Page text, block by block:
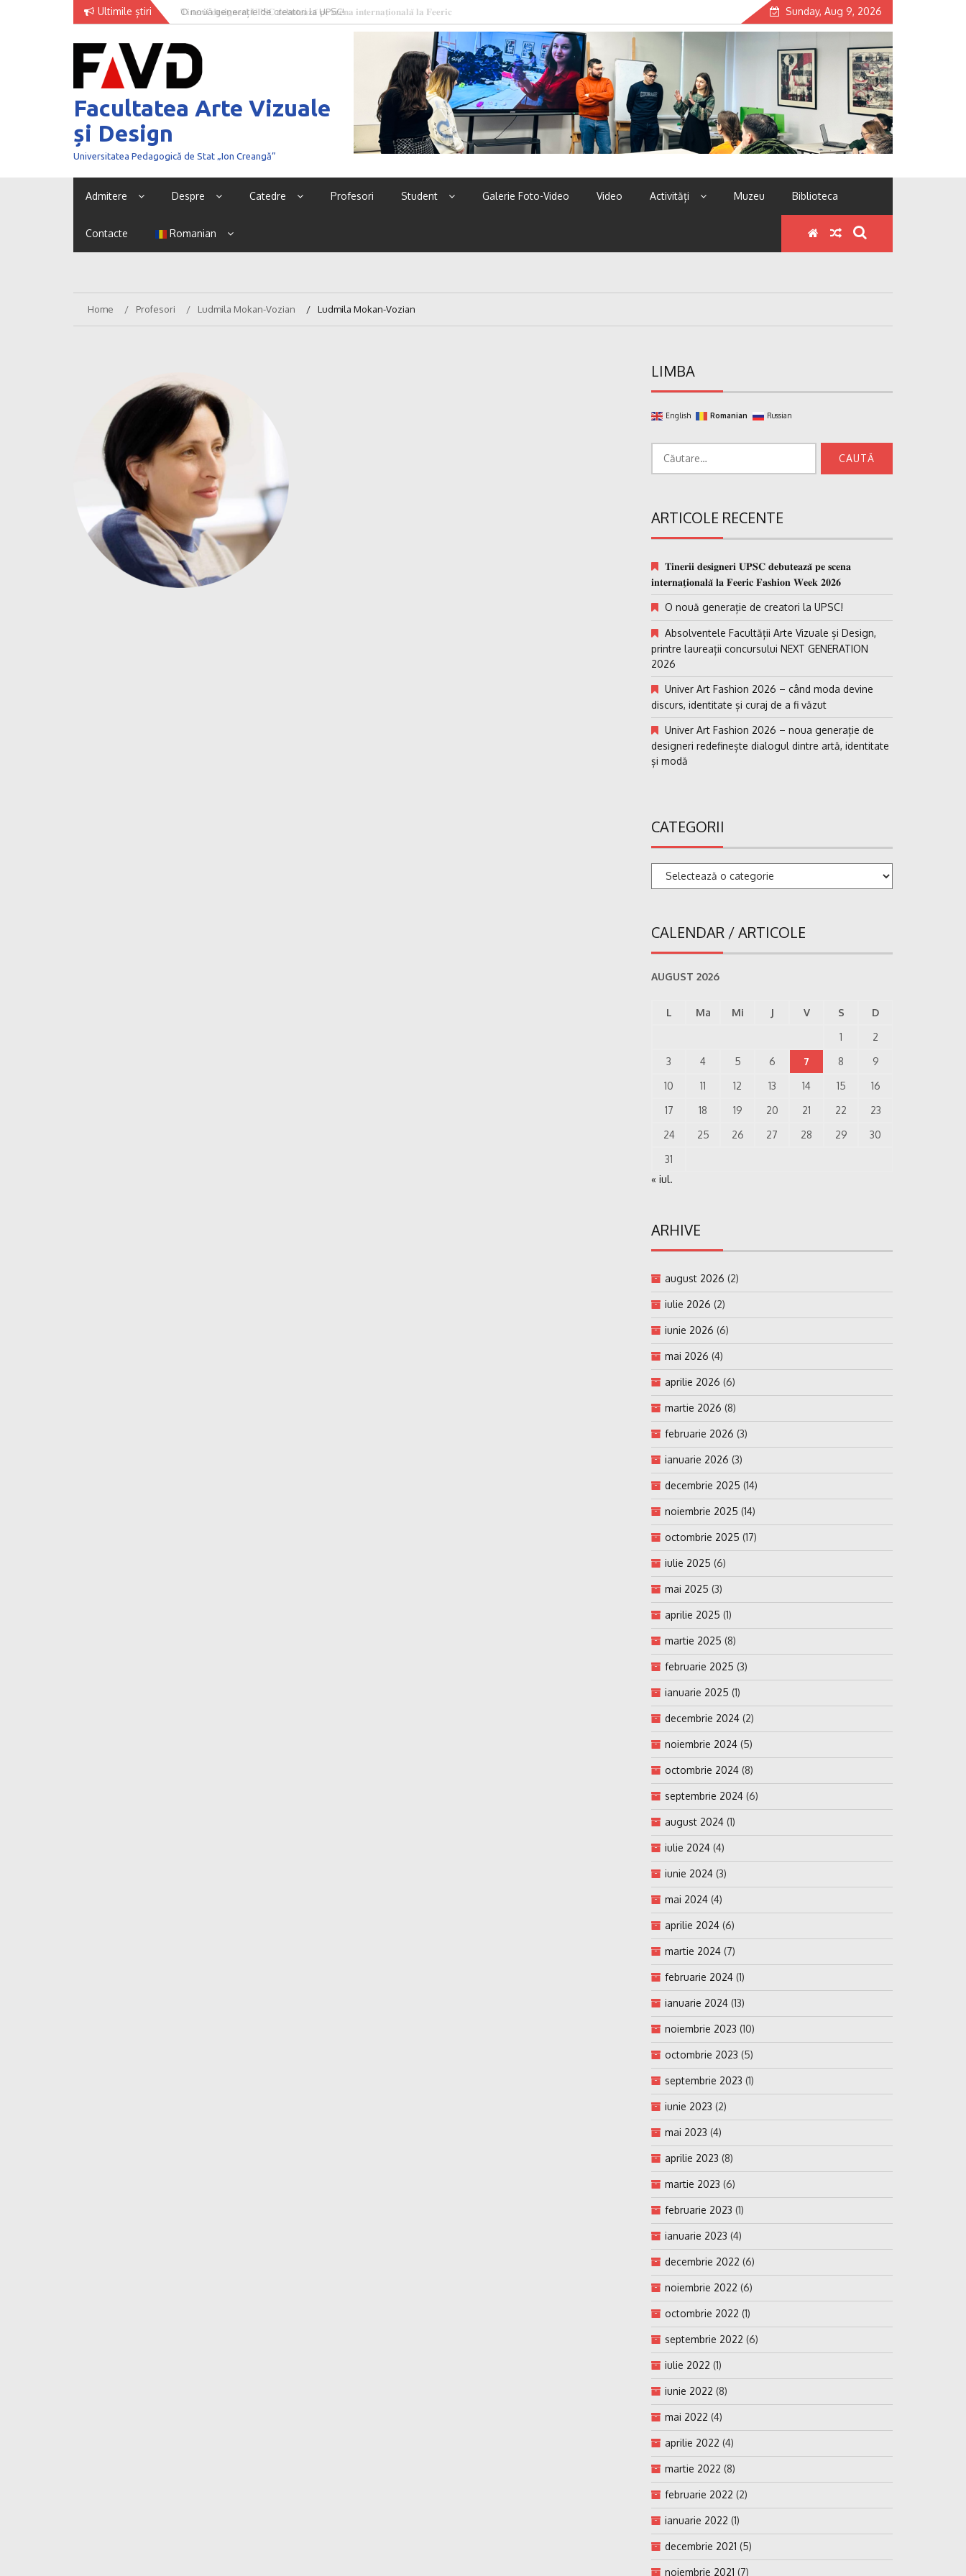
Ultimile știri O nouă generație de creatori la UPSC! Sunday, Aug 9, 2026
Facultatea Arte Vizuale
și Design
Universitatea Pedagogică de Stat „Ion Creangă”
Admitere Despre Catedre Profesori Student Galerie Foto-Video Video Activități Muzeu Biblioteca
Contacte Romanian
Home Profesori Ludmila Mokan-Vozian Ludmila Mokan-Vozian
LIMBA
English Romanian Russian
după:
ARTICOLE RECENTE
𝐓𝐢𝐧𝐞𝐫𝐢𝐢 𝐝𝐞𝐬𝐢𝐠𝐧𝐞𝐫𝐢 𝐔𝐏𝐒𝐂 𝐝𝐞𝐛𝐮𝐭𝐞𝐚𝐳𝐚̆ 𝐩𝐞 𝐬𝐜𝐞𝐧𝐚
𝐢𝐧𝐭𝐞𝐫𝐧𝐚𝐭̗𝐢𝐨𝐧𝐚𝐥𝐚̆ 𝐥𝐚 𝐅𝐞𝐞𝐫𝐢𝐜 𝐅𝐚𝐬𝐡𝐢𝐨𝐧 𝐖𝐞𝐞𝐤 𝟐𝟎𝟐𝟔
O nouă generație de creatori la UPSC!
Absolventele Facultății Arte Vizuale și Design,
printre laureații concursului NEXT GENERATION
2026
Univer Art Fashion 2026 – când moda devine
discurs, identitate și curaj de a fi văzut
Univer Art Fashion 2026 – noua generație de
designeri redefinește dialogul dintre artă, identitate
și modă
CATEGORII
Categorii
CALENDAR / ARTICOLE
AUGUST 2026
L Ma Mi J V S
D
1
2
3
4 5 6 7 8
9
10
11 12 13 14 15
16
17
18 19 20 21 22
23
24
25 26 27 28 29
30
31
« iul.
ARHIVE
august 2026 (2)
iulie 2026 (2)
iunie 2026 (6)
mai 2026 (4)
aprilie 2026 (6)
martie 2026 (8)
februarie 2026 (3)
ianuarie 2026 (3)
decembrie 2025 (14)
noiembrie 2025 (14)
octombrie 2025 (17)
iulie 2025 (6)
mai 2025 (3)
aprilie 2025 (1)
martie 2025 (8)
februarie 2025 (3)
ianuarie 2025 (1)
decembrie 2024 (2)
noiembrie 2024 (5)
octombrie 2024 (8)
septembrie 2024 (6)
august 2024 (1)
iulie 2024 (4)
iunie 2024 (3)
mai 2024 (4)
aprilie 2024 (6)
martie 2024 (7)
februarie 2024 (1)
ianuarie 2024 (13)
noiembrie 2023 (10)
octombrie 2023 (5)
septembrie 2023 (1)
iunie 2023 (2)
mai 2023 (4)
aprilie 2023 (8)
martie 2023 (6)
februarie 2023 (1)
ianuarie 2023 (4)
decembrie 2022 (6)
noiembrie 2022 (6)
octombrie 2022 (1)
septembrie 2022 (6)
iulie 2022 (1)
iunie 2022 (8)
mai 2022 (4)
aprilie 2022 (4)
martie 2022 (8)
februarie 2022 (2)
ianuarie 2022 (1)
decembrie 2021 (5)
noiembrie 2021 (7)